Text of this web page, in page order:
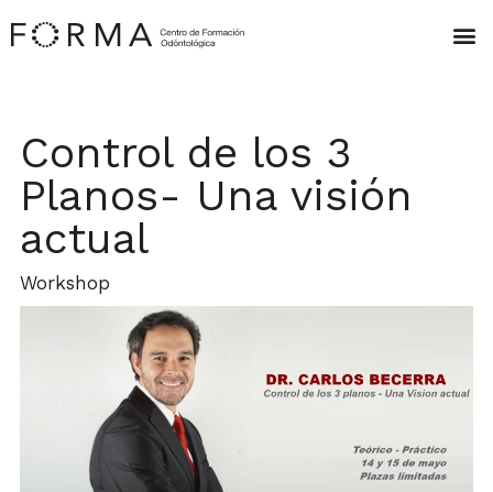
Control de los 3
Planos- Una visión
actual
Workshop